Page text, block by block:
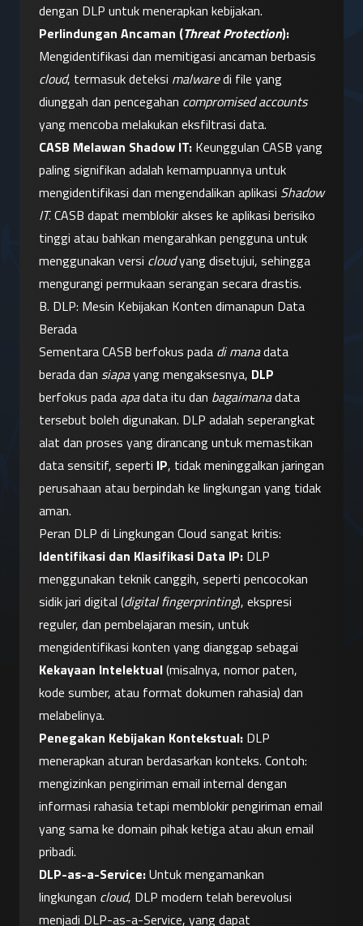
dengan DLP untuk menerapkan kebijakan.
Perlindungan Ancaman (Threat Protection):
cloud, termasuk deteksi malware di file yang
diunggah dan pencegahan compromised accounts
yang mencoba melakukan eksfiltrasi data.
CASB Melawan Shadow IT: Keunggulan CASB yang
paling signifikan adalah kemampuannya untuk
mengidentifikasi dan mengendalikan aplikasi Shadow
IT. CASB dapat memblokir akses ke aplikasi berisiko
tinggi atau bahkan mengarahkan pengguna untuk
menggunakan versi cloud yang disetujui, sehingga
mengurangi permukaan serangan secara drastis.
B. DLP: Mesin Kebijakan Konten dimanapun Data
Berada
Sementara CASB berfokus pada di mana data
berada dan siapa yang mengaksesnya, DLP
berfokus pada apa data itu dan bagaimana data
tersebut boleh digunakan. DLP adalah seperangkat
alat dan proses yang dirancang untuk memastikan
data sensitif, seperti IP, tidak meninggalkan jaringan
perusahaan atau berpindah ke lingkungan yang tidak
aman.
Peran DLP di Lingkungan Cloud sangat kritis:
Identifikasi dan Klasifikasi Data IP: DLP
menggunakan teknik canggih, seperti pencocokan
sidik jari digital (digital fingerprinting), ekspresi
reguler, dan pembelajaran mesin, untuk
Kekayaan Intelektual (misalnya, nomor paten,
kode sumber, atau format dokumen rahasia) dan
melabelinya.
Penegakan Kebijakan Kontekstual: DLP
menerapkan aturan berdasarkan konteks. Contoh:
mengizinkan pengiriman email internal dengan
informasi rahasia tetapi memblokir pengiriman email
yang sama ke domain pihak ketiga atau akun email
pribadi.
DLP-as-a-Service: Untuk mengamankan
lingkungan cloud, DLP modern telah berevolusi
menjadi DLP-as-a-Service, yang dapat